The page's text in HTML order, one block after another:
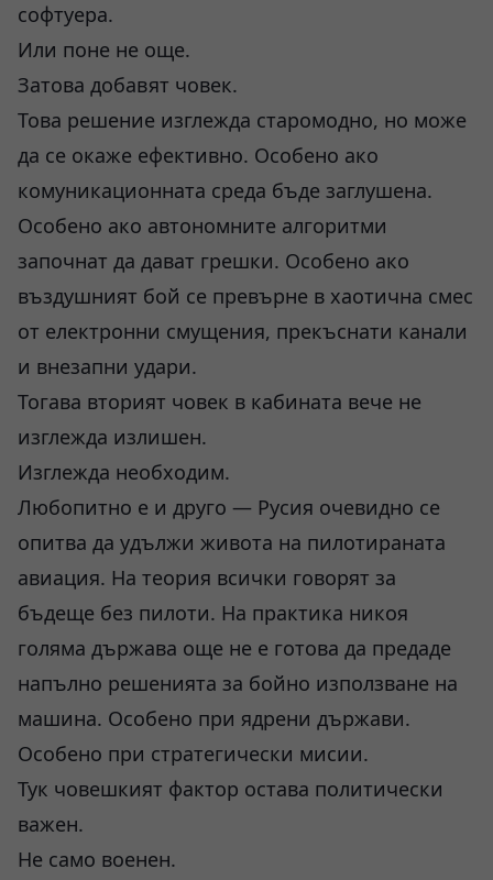
софтуера.
Или поне не още.
Затова добавят човек.
Това решение изглежда старомодно, но може
да се окаже ефективно. Особено ако
комуникационната среда бъде заглушена.
Особено ако автономните алгоритми
започнат да дават грешки. Особено ако
въздушният бой се превърне в хаотична смес
от електронни смущения, прекъснати канали
и внезапни удари.
Тогава вторият човек в кабината вече не
изглежда излишен.
Изглежда необходим.
Любопитно е и друго — Русия очевидно се
опитва да удължи живота на пилотираната
авиация. На теория всички говорят за
бъдеще без пилоти. На практика никоя
голяма държава още не е готова да предаде
напълно решенията за бойно използване на
машина. Особено при ядрени държави.
Особено при стратегически мисии.
Тук човешкият фактор остава политически
важен.
Не само военен.